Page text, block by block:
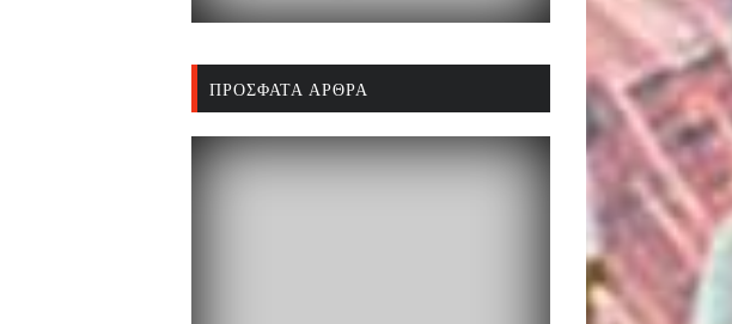
ΠΡΌΣΦΑΤΑ ΆΡΘΡΑ